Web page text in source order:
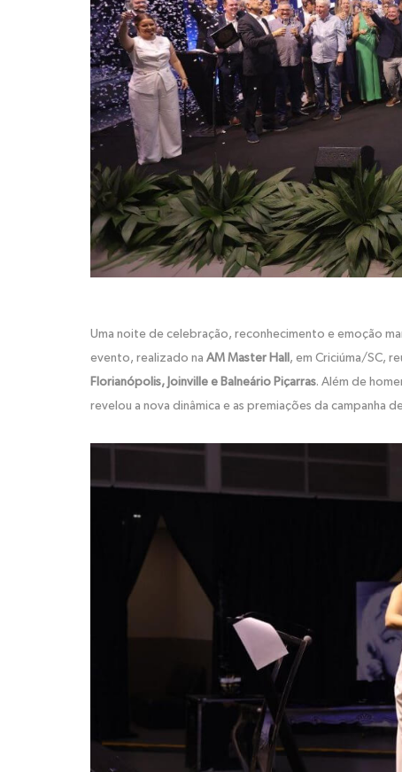
Uma noite de celebração, reconhecimento e emoção
evento, realizado na AM Master Hall , em Criciúma/SC,
Florianópolis, Joinville e Balneário Piçarras. Além de
revelou a nova dinâmica e as premiações da campanha